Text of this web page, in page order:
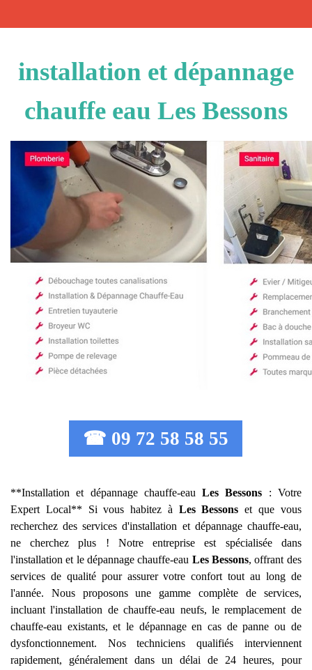
installation et dépannage
chauffe eau Les Bessons
☎ 09 72 58 58 55
**Installation et dépannage chauffe-eau Les Bessons : Votre
Expert Local** Si vous habitez à Les Bessons et que vous
recherchez des services d'installation et dépannage chauffe-eau,
ne cherchez plus ! Notre entreprise est spécialisée dans
l'installation et le dépannage chauffe-eau Les Bessons, offrant des
services de qualité pour assurer votre confort tout au long de
l'année. Nous proposons une gamme complète de services,
incluant l'installation de chauffe-eau neufs, le remplacement de
chauffe-eau existants, et le dépannage en cas de panne ou de
dysfonctionnement. Nos techniciens qualifiés interviennent
rapidement, généralement dans un délai de 24 heures, pour